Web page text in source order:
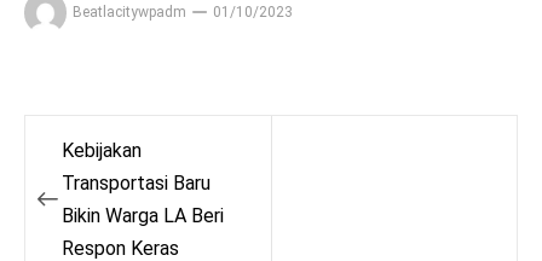
Beatlacitywpadm 01/10/2023
Post
navigation
Kebijakan
Transportasi Baru
Bikin Warga LA Beri
Respon Keras